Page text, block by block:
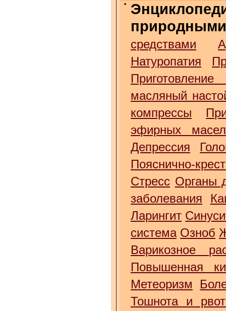
•
средствами
Натуропатия
масляный
компрессы
эфирных
Депрессия
Пояснично-
Стресс Органы
заболевания
Ларингит
система Озноб
Варикозное
Повышенная
Метеоризм
Тошнота и